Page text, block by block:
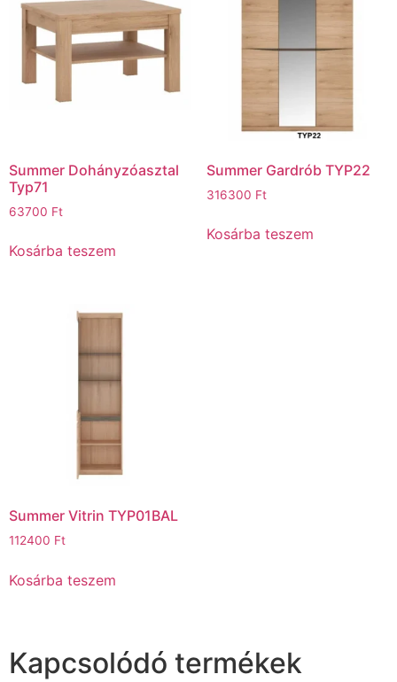
Summer Dohányzóasztal
Typ71
63700 Ft
Kosárba teszem
Summer Gardrób TYP22
316300 Ft
Kosárba teszem
Summer Vitrin TYP01BAL
112400 Ft
Kosárba teszem
Kapcsolódó termékek